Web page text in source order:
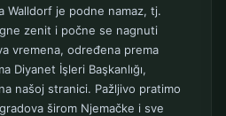
Walldorf je podne namaz, tj.
zenit i počne se nagnuti
vremena, određena prema
Diyanet İşleri Başkanlığı,
našoj stranici. Pažljivo pratimo
širom Njemačke i sve